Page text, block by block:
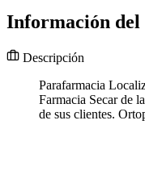
Información del
Descripción
Parafarmacia
Farmacia Secar de
de sus clientes.